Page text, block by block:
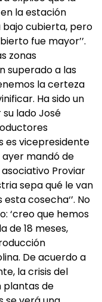
la estación
bajo cubierta, pero
fue mayor’’.
zonas
superado a las
la certeza
Ha sido un
su lado José
es vicepresidente
ayer mandó de
Proviar
sepa qué le van
cosecha‘’. No
‘creo que hemos
de 18 meses,
De acuerdo a
la crisis del
plantas de